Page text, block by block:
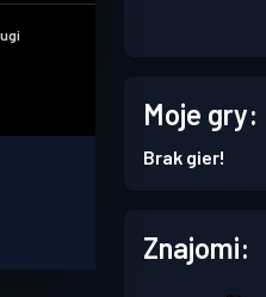
Moje gry:
Brak gier!
Znajomi: